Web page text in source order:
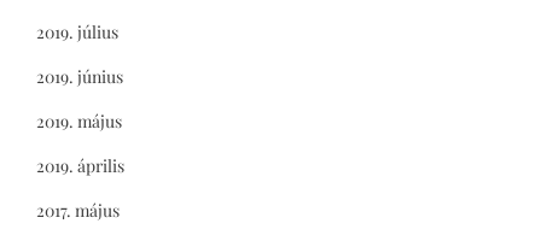
2019. július
2019. június
2019. május
2019. április
2017. május